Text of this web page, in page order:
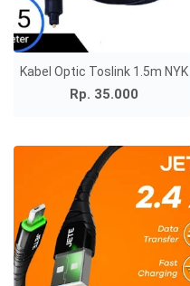
Kabel Optic Toslink 1.5m NYK
Rp. 35.000